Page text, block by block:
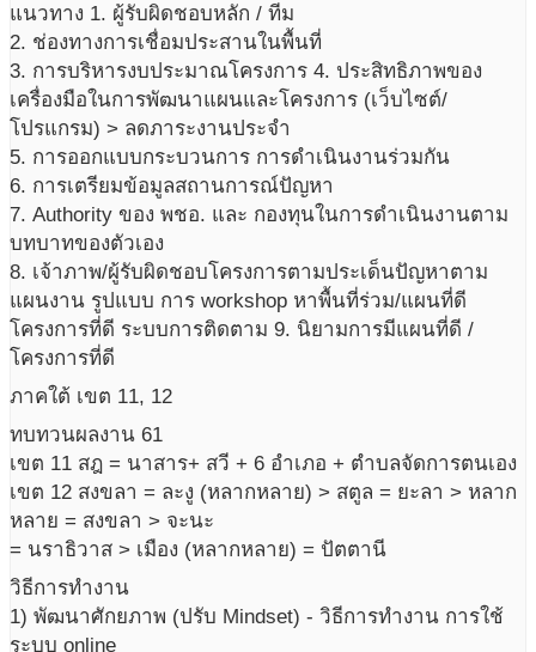
แนวทาง 1. ผู้รับผิดชอบหลัก / ทีม
2. ช่องทางการเชื่อมประสานในพื้นที่
3. การบริหารงบประมาณโครงการ 4. ประสิทธิภาพของ
เครื่องมือในการพัฒนาแผนและโครงการ (เว็บไซต์/
โปรแกรม) > ลดภาระงานประจำ
5. การออกแบบกระบวนการ การดำเนินงานร่วมกัน
6. การเตรียมข้อมูลสถานการณ์ปัญหา
7. Authority ของ พชอ. และ กองทุนในการดำเนินงานตาม
บทบาทของตัวเอง
8. เจ้าภาพ/ผู้รับผิดชอบโครงการตามประเด็นปัญหาตาม
แผนงาน รูปแบบ การ workshop หาพื้นที่ร่วม/แผนที่ดี
โครงการที่ดี ระบบการติดตาม 9. นิยามการมีแผนที่ดี /
โครงการที่ดี
ภาคใต้ เขต 11, 12
ทบทวนผลงาน 61
เขต 11 สฎ = นาสาร+ สวี + 6 อำเภอ + ตำบลจัดการตนเอง
เขต 12 สงขลา = ละงู (หลากหลาย) > สตูล = ยะลา > หลาก
หลาย = สงขลา > จะนะ
= นราธิวาส > เมือง (หลากหลาย) = ปัตตานี
วิธีการทำงาน
1) พัฒนาศักยภาพ (ปรับ Mindset) - วิธีการทำงาน การใช้
ระบบ online